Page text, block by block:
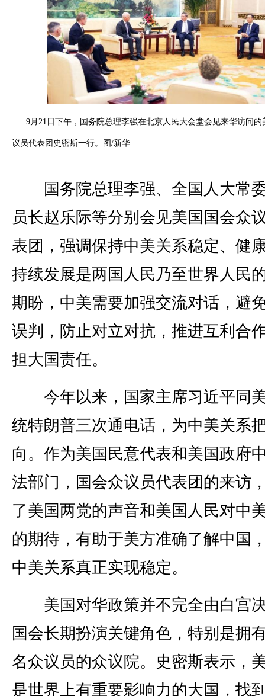
9月21日下午，国务院总理李强在北京人民大会堂会见来华访问的
议员代表团史密斯一行。图/新华
国务院总理李强、全国人大常
员长赵乐际等分别会见美国国会众
表团，强调保持中美关系稳定、健
持续发展是两国人民乃至世界人民
期盼，中美需要加强交流对话，避
误判，防止对立对抗，推进互利合
担大国责任。
今年以来，国家主席习近平同
统特朗普三次通电话，为中美关系
向。作为美国民意代表和美国政府
法部门，国会众议员代表团的来访
了美国两党的声音和美国人民对中
的期待，有助于美方准确了解中国
中美关系真正实现稳定。
美国对华政策并不完全由白宫
国会长期扮演关键角色，特别是拥
名众议员的众议院。史密斯表示，
是世界上有重要影响力的大国，找